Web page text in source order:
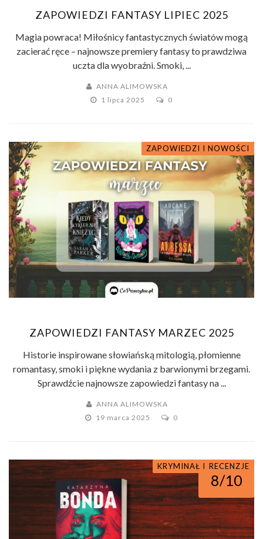
ZAPOWIEDZI FANTASY LIPIEC 2025
Magia powraca! Miłośnicy fantastycznych światów mogą
zacierać ręce – najnowsze premiery fantasy to prawdziwa
uczta dla wyobraźni. Smoki, ...
ANNA ALIMOWSKA
1 lipca 2025
0
ZAPOWIEDZI I NOWOŚCI
ZAPOWIEDZI FANTASY MARZEC 2025
Historie inspirowane słowiańską mitologią, płomienne
romantasy, smoki i piękne wydania z barwionymi brzegami.
Sprawdźcie najnowsze zapowiedzi fantasy na ...
ANNA ALIMOWSKA
19 marca 2025
0
KRYMINAŁ I SENSACJA
RECENZJE
8/10